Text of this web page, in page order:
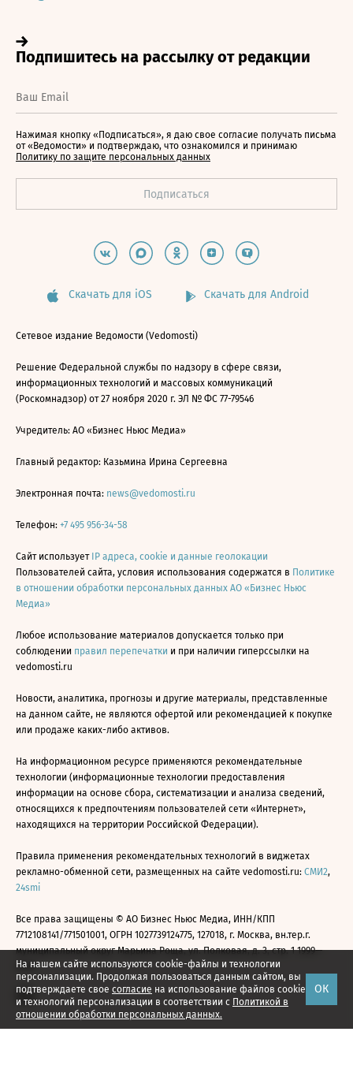
На нашем сайте используются cookie-файлы и технологии
персонализации. Продолжая пользоваться данным сайтом, вы
подтверждаете свое согласие на использование файлов cookie
и технологий персонализации в соответствии с Политикой в
отношении обработки персональных данных.
ОК
Нажимая кнопку «Подписаться», я даю свое согласие получать письма
от «Ведомости» и подтверждаю, что ознакомился и принимаю
Политику по защите персональных данных
Скачать для iOS Скачать для Android
Сетевое издание Ведомости (Vedomosti)
Решение Федеральной службы по надзору в сфере связи,
информационных технологий и массовых коммуникаций
(Роскомнадзор) от 27 ноября 2020 г. ЭЛ № ФС 77-79546
Учредитель: АО «Бизнес Ньюс Медиа»
Главный редактор: Казьмина Ирина Сергеевна
Электронная почта: news@vedomosti.ru
Телефон: +7 495 956-34-58
Сайт использует IP адреса, cookie и данные геолокации
Пользователей сайта, условия использования содержатся в Политике
в отношении обработки персональных данных АО «Бизнес Ньюс
Медиа»
Любое использование материалов допускается только при
соблюдении правил перепечатки и при наличии гиперссылки на
vedomosti.ru
Новости, аналитика, прогнозы и другие материалы, представленные
на данном сайте, не являются офертой или рекомендацией к покупке
или продаже каких-либо активов.
На информационном ресурсе применяются рекомендательные
технологии (информационные технологии предоставления
информации на основе сбора, систематизации и анализа сведений,
относящихся к предпочтениям пользователей сети «Интернет»,
находящихся на территории Российской Федерации).
Правила применения рекомендательных технологий в виджетах
рекламно-обменной сети, размещенных на сайте vedomosti.ru: СМИ2,
24smi
Все права защищены © АО Бизнес Ньюс Медиа, ИНН/КПП
7712108141/771501001, ОГРН 1027739124775, 127018, г. Москва, вн.тер.г.
муниципальный округ Марьина Роща, ул. Полковая, д. 3, стр. 1 1999—
2026